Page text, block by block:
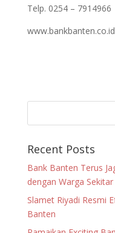
Telp. 0254 – 7914966
www.bankbanten.co.id
Recent Posts
Bank Banten Terus
dengan Warga Sekitar
Slamet Riyadi Resmi
Banten